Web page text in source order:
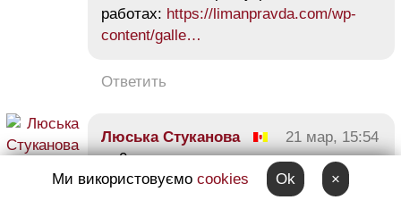
работах: https://limanpravda.com/wp-
content/galle…
Ответить
Люська Стуканова
21 мар, 15:54
0
https://limanpravda.com/wp-
Ми використовуємо cookies Ok ×